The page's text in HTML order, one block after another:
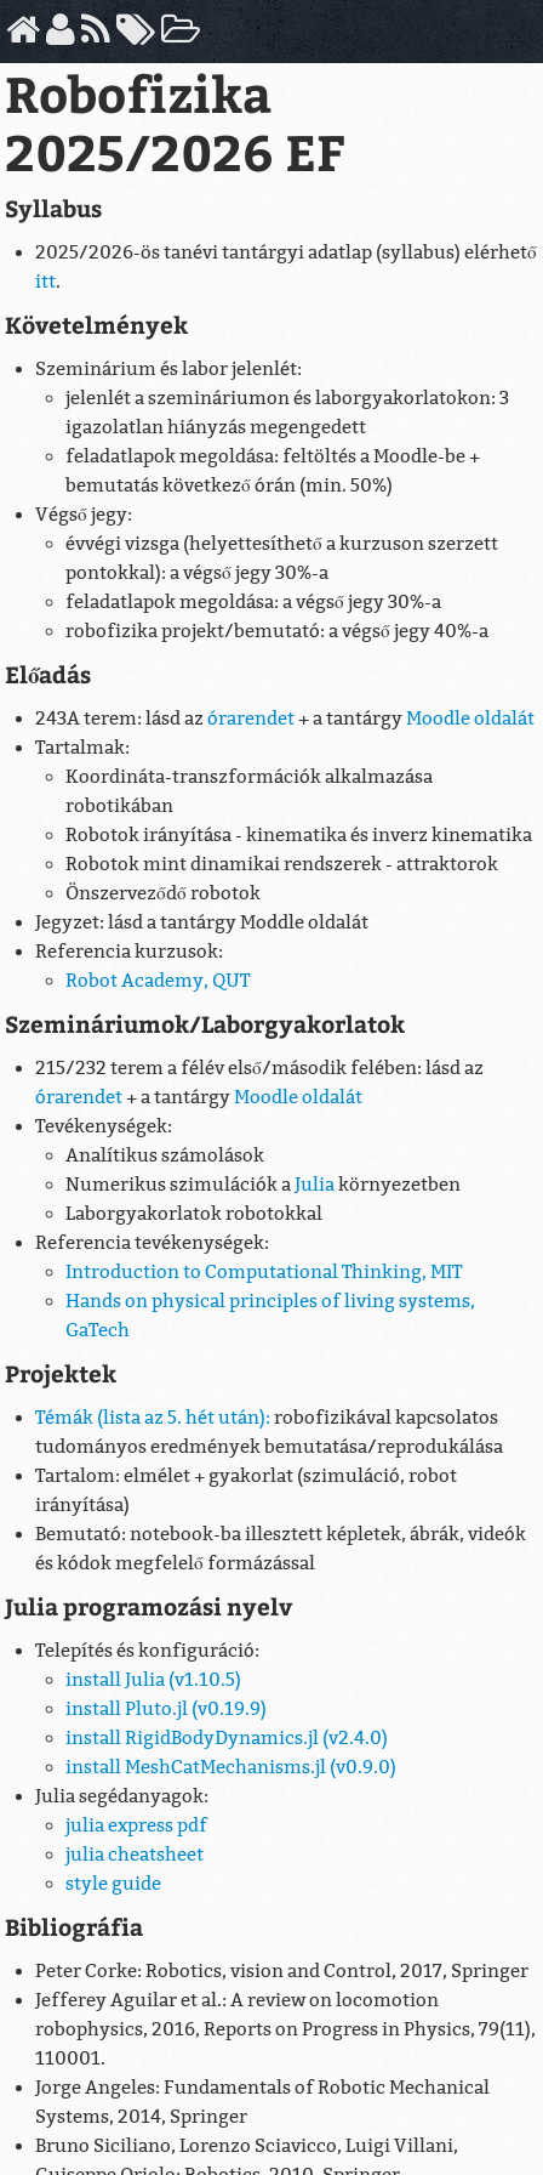
Robofizika
2025/2026 EF
Syllabus
2025/2026-ös tanévi tantárgyi adatlap (syllabus) elérhető
itt.
Követelmények
Szeminárium és labor jelenlét:
jelenlét a szemináriumon és laborgyakorlatokon: 3
igazolatlan hiányzás megengedett
feladatlapok megoldása: feltöltés a Moodle-be +
bemutatás következő órán (min. 50%)
Végső jegy:
évvégi vizsga (helyettesíthető a kurzuson szerzett
pontokkal): a végső jegy 30%-a
feladatlapok megoldása: a végső jegy 30%-a
robofizika projekt/bemutató: a végső jegy 40%-a
Előadás
243A terem: lásd az órarendet+ a tantárgyMoodle oldalát
Tartalmak:
Koordináta-transzformációk alkalmazása
robotikában
Robotok irányítása - kinematika és inverz kinematika
Robotok mint dinamikai rendszerek - attraktorok
Önszerveződő robotok
Jegyzet: lásd a tantárgy Moddle oldalát
Referencia kurzusok:
Robot Academy, QUT
Szemináriumok/Laborgyakorlatok
215/232 terem a félév első/második felében: lásd az
órarendet+ a tantárgyMoodle oldalát
Tevékenységek:
Analítikus számolások
Numerikus szimulációk aJuliakörnyezetben
Laborgyakorlatok robotokkal
Referencia tevékenységek:
Introduction to Computational Thinking, MIT
Hands on physical principles of living systems,
GaTech
Projektek
Témák (lista az 5. hét után): robofizikával kapcsolatos
tudományos eredmények bemutatása/reprodukálása
Tartalom: elmélet + gyakorlat (szimuláció, robot
irányítása)
Bemutató: notebook-ba illesztett képletek, ábrák, videók
és kódok megfelelő formázással
Julia programozási nyelv
Telepítés és konfiguráció:
install Julia (v1.10.5)
install Pluto.jl (v0.19.9)
install RigidBodyDynamics.jl (v2.4.0)
install MeshCatMechanisms.jl (v0.9.0)
Julia segédanyagok:
julia express pdf
julia cheatsheet
style guide
Bibliográfia
Peter Corke: Robotics, vision and Control, 2017, Springer
Jefferey Aguilar et al.: A review on locomotion
robophysics, 2016, Reports on Progress in Physics, 79(11),
110001.
Jorge Angeles: Fundamentals of Robotic Mechanical
Systems, 2014, Springer
Bruno Siciliano, Lorenzo Sciavicco, Luigi Villani,